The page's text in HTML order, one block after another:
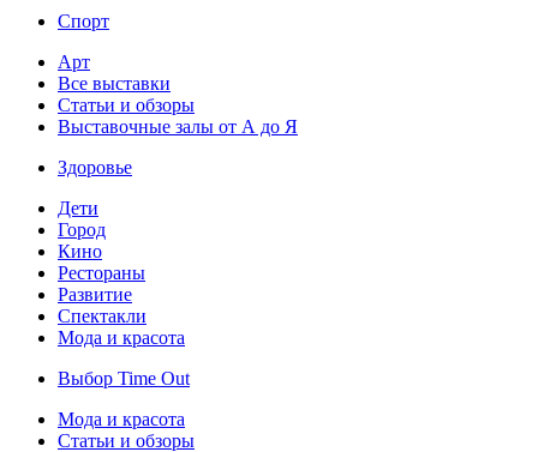
Спорт
Арт
Все выставки
Статьи и обзоры
Выставочные залы от А до Я
Здоровье
Дети
Город
Кино
Рестораны
Развитие
Спектакли
Мода и красота
Выбор Time Out
Мода и красота
Статьи и обзоры